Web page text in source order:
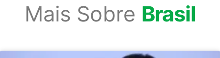
Mais Sobre Brasil